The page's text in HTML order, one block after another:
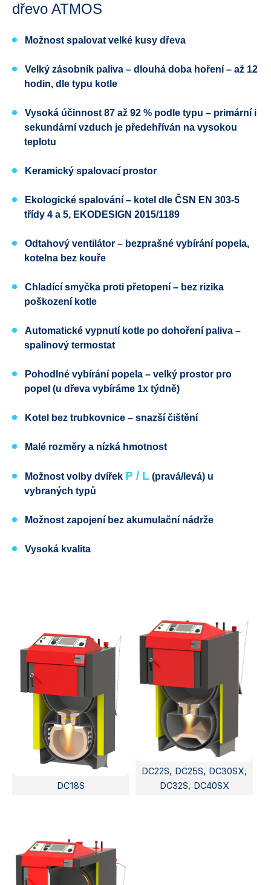
dřevo ATMOS
Možnost spalovat velké kusy dřeva
Velký zásobník paliva – dlouhá doba hoření – až 12
hodin, dle typu kotle
Vysoká účinnost 87 až 92 % podle typu – primární i
sekundární vzduch je předehříván na vysokou
teplotu
Keramický spalovací prostor
Ekologické spalování – kotel dle ČSN EN 303-5
třídy 4 a 5, EKODESIGN 2015/1189
Odtahový ventilátor – bezprašné vybírání popela,
kotelna bez kouře
Chladící smyčka proti přetopení – bez rizika
poškození kotle
Automatické vypnutí kotle po dohoření paliva –
spalinový termostat
Pohodlné vybírání popela – velký prostor pro
popel (u dřeva vybíráme 1x týdně)
Kotel bez trubkovnice – snazší čištění
Malé rozměry a nízká hmotnost
Možnost volby dvířek P / L (pravá/levá) u
vybraných typů
Možnost zapojení bez akumulační nádrže
Vysoká kvalita
DC18S
DC22S, DC25S, DC30SX,
DC32S, DC40SX